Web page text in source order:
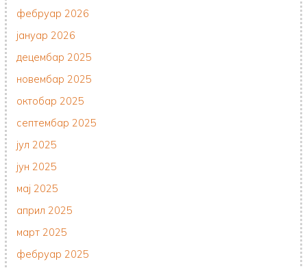
фебруар 2026
јануар 2026
децембар 2025
новембар 2025
октобар 2025
септембар 2025
јул 2025
јун 2025
мај 2025
април 2025
март 2025
фебруар 2025